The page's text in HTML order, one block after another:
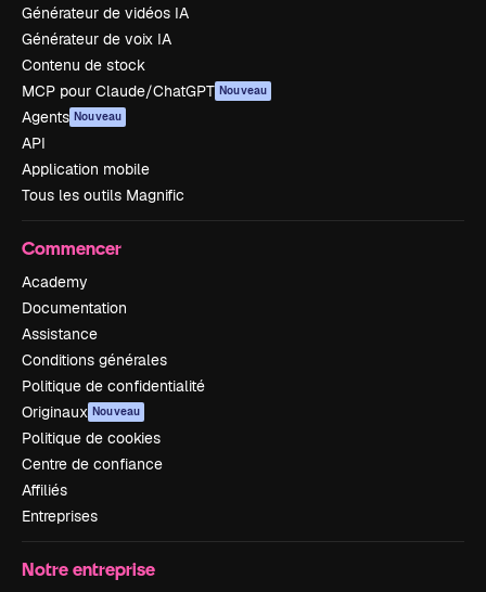
Générateur de vidéos IA
Générateur de voix IA
Contenu de stock
MCP pour Claude/ChatGPT Nouveau
Agents Nouveau
API
Application mobile
Tous les outils Magnific
Commencer
Academy
Documentation
Assistance
Conditions générales
Politique de confidentialité
Originaux Nouveau
Politique de cookies
Centre de confiance
Affiliés
Entreprises
Notre entreprise